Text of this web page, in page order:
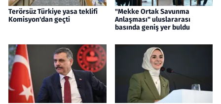
Terörsüz Türkiye yasa teklifi
Komisyon'dan geçti
"Mekke Ortak Savunma
Anlaşması" uluslararası
basında geniş yer buldu